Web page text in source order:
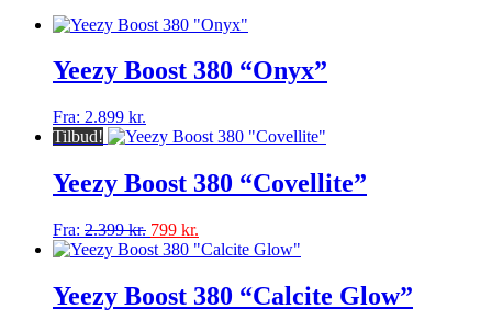
Yeezy Boost 380 “Onyx”
Fra: 2.899 kr.
vare
varianter.
kan
vælges
varesiden
Tilbud!
Yeezy Boost 380 “Covellite”
Fra: 2.399kr. 799 kr.
vare
flere
varianter.
Yeezy Boost 380 “Calcite Glow”